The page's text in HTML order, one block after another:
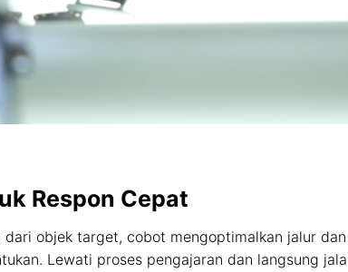
Respon Cepat
objek target, cobot mengoptimalkan jalur
Lewati proses pengajaran dan langsung